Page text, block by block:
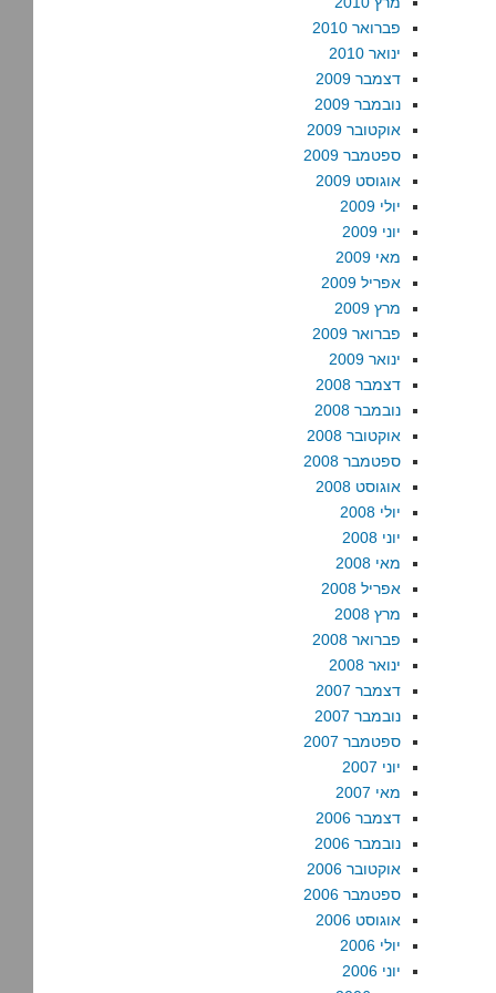
פברואר 2010
ינואר 2010
דצמבר 2009
נובמבר 2009
אוקטובר 2009
ספטמבר 2009
אוגוסט 2009
יולי 2009
יוני 2009
מאי 2009
אפריל 2009
מרץ 2009
פברואר 2009
ינואר 2009
דצמבר 2008
נובמבר 2008
אוקטובר 2008
ספטמבר 2008
אוגוסט 2008
יולי 2008
יוני 2008
מאי 2008
אפריל 2008
מרץ 2008
פברואר 2008
ינואר 2008
דצמבר 2007
נובמבר 2007
ספטמבר 2007
יוני 2007
מאי 2007
דצמבר 2006
נובמבר 2006
אוקטובר 2006
ספטמבר 2006
אוגוסט 2006
יולי 2006
יוני 2006